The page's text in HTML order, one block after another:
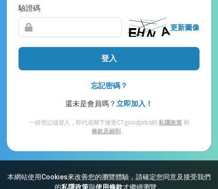
本網站使用Cookies來改善您的瀏覽體驗，請確定您同意及接受我們
的私隱政策與使用條款才繼續瀏覽。
驗證碼
更新圖像
登入
忘記密碼？
還未是會員嗎？ 立即加入！
一經登記或登入，即代表閣下接受CTgoodjobs的 私隱政策和
條款及細則。
網站索引 常見問題 私隱 條款及細則